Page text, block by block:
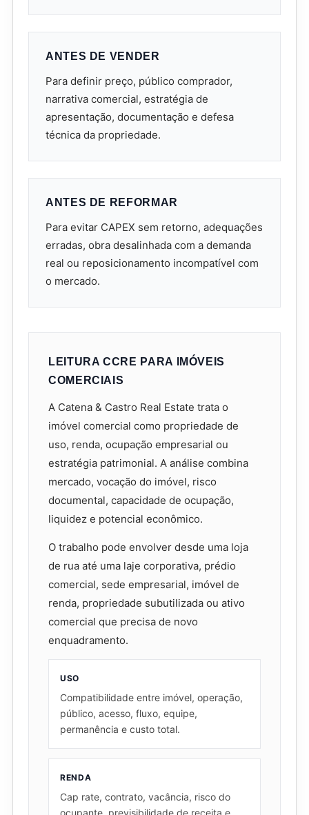
ANTES DE VENDER
Para definir preço, público comprador,
narrativa comercial, estratégia de
apresentação, documentação e defesa
técnica da propriedade.
ANTES DE REFORMAR
Para evitar CAPEX sem retorno, adequações
erradas, obra desalinhada com a demanda
real ou reposicionamento incompatível com
o mercado.
LEITURA CCRE PARA IMÓVEIS
COMERCIAIS
A Catena & Castro Real Estate trata o
imóvel comercial como propriedade de
uso, renda, ocupação empresarial ou
estratégia patrimonial. A análise combina
mercado, vocação do imóvel, risco
documental, capacidade de ocupação,
liquidez e potencial econômico.
O trabalho pode envolver desde uma loja
de rua até uma laje corporativa, prédio
comercial, sede empresarial, imóvel de
renda, propriedade subutilizada ou ativo
comercial que precisa de novo
enquadramento.
USO
Compatibilidade entre imóvel, operação,
público, acesso, fluxo, equipe,
permanência e custo total.
RENDA
Cap rate, contrato, vacância, risco do
ocupante, previsibilidade de receita e